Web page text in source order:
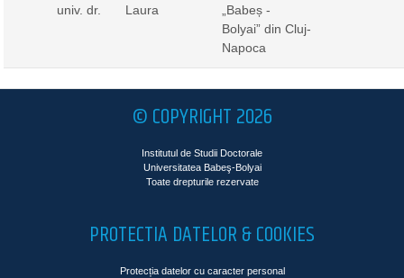
univ. dr.
Laura
„Babeș -
Bolyai” din Cluj-
Napoca
© COPYRIGHT 2026
Institutul de Studii Doctorale
Universitatea Babeş-Bolyai
Toate drepturile rezervate
PROTECTIA DATELOR & COOKIES
Protecția datelor cu caracter personal